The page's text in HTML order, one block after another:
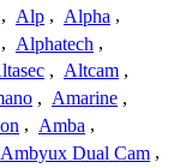
, Alp , Alpha ,
, Alphatech ,
, Altcam ,
, Amarine ,
, Amba ,
Ambyux Dual Cam ,